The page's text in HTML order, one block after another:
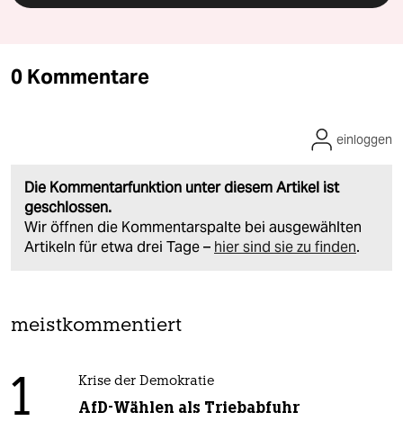
0 Kommentare
Die Kommentarfunktion unter diesem Artikel ist
geschlossen.
Wir öffnen die Kommentarspalte bei ausgewählten
Artikeln für etwa drei Tage – hier sind sie zu finden.
einloggen
meistkommentiert
1 Krise der Demokratie
AfD-Wählen als Triebabfuhr